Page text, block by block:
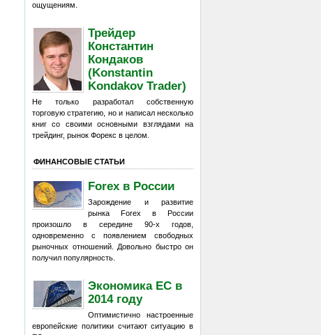
ощущениям.
Трейдер
Константин
Кондаков
(Konstantin
Kondakov Trader)
Не только разработал собственную
торговую стратегию, но и написал несколько
книг со своими основными взглядами на
трейдинг, рынок Форекс в целом.
ФИНАНСОВЫЕ СТАТЬИ
Forex в России
Зарождение и развитие
рынка Forex в России
произошло в середине 90-х годов,
одновременно с появлением свободных
рыночных отношений. Довольно быстро он
получил популярность.
Экономика ЕС в
2014 году
Оптимистично настроенные
европейские политики считают ситуацию в